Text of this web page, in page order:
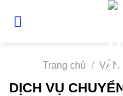
Trang chủ / VẬN
DỊCH VỤ